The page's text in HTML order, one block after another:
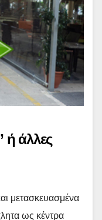
ή άλλες
μετασκευασμένα
ως κέντρα